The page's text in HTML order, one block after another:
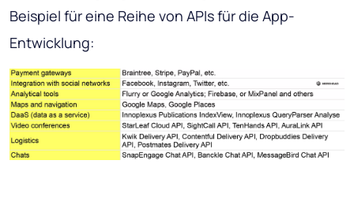
Beispiel für eine Reihe von APIs für die App-
Entwicklung: